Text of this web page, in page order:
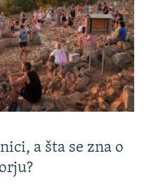
a šta se zna o